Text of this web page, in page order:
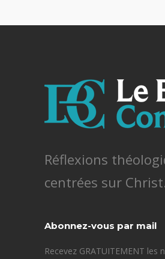
Réflexions
centrées sur
Abonnez-vous par mail
Recevez GRATUITEMENT les